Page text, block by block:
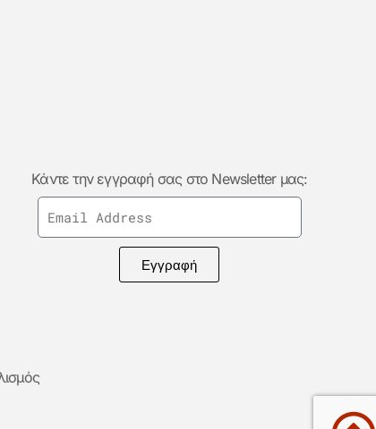
Κάντε την εγγραφή σας στο Newsletter μας:
Εγγραφή